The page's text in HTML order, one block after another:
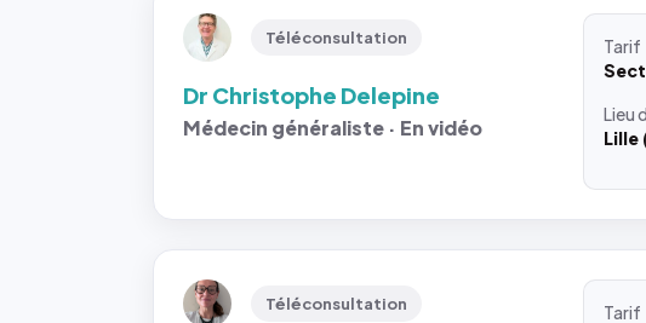
Téléconsultation
Dr Christophe Delepine
Médecin généraliste · En vidéo
Tarif
Lieu
Lille
Téléconsultation
Tarif